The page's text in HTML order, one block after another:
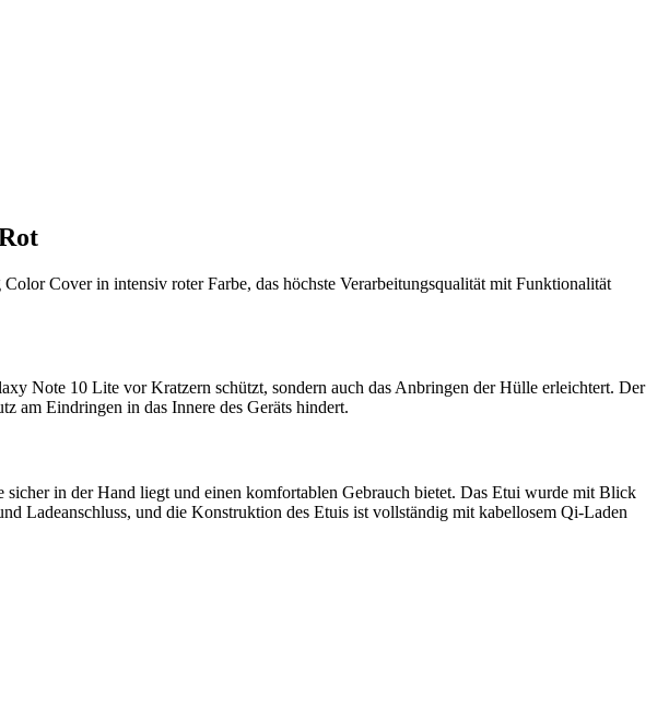
Cover in intensiv roter Farbe, das höchste Verarbeitungsqualität mit Funktionalität
Note 10 Lite vor Kratzern schützt, sondern auch das Anbringen der Hülle erleichtert. Der
am Eindringen in das Innere des Geräts hindert.
in der Hand liegt und einen komfortablen Gebrauch bietet. Das Etui wurde mit Blick
Ladeanschluss, und die Konstruktion des Etuis ist vollständig mit kabellosem Qi-Laden